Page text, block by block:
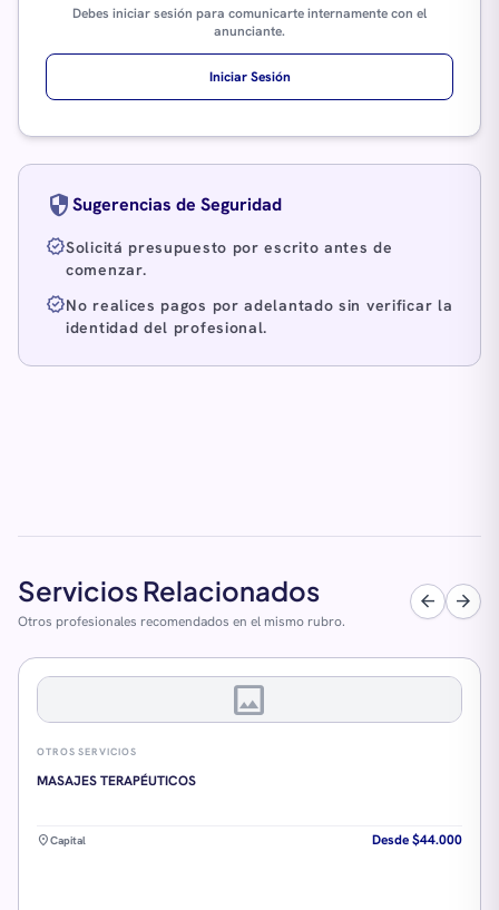
Debes iniciar sesión para comunicarte internamente con el
anunciante.
Iniciar Sesión
securitySugerencias de Seguridad
verifiedSolicitá presupuesto por escrito antes de
comenzar.
verifiedNo realices pagos por adelantado sin verificar la
identidad del profesional.
Servicios Relacionados
Otros profesionales recomendados en el mismo rubro.
arrow_back arrow_forward
image
OTROS SERVICIOS
MASAJES TERAPÉUTICOS
location_onCapital Desde $44.000